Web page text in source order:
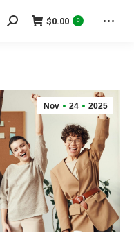
Search:$0.00 0
Nov 24 2025